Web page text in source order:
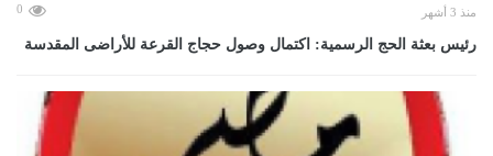
منذ 3 أشهر 0
رئيس بعثة الحج الرسمية: اكتمال وصول حجاج القرعة للأراضى المقدسة